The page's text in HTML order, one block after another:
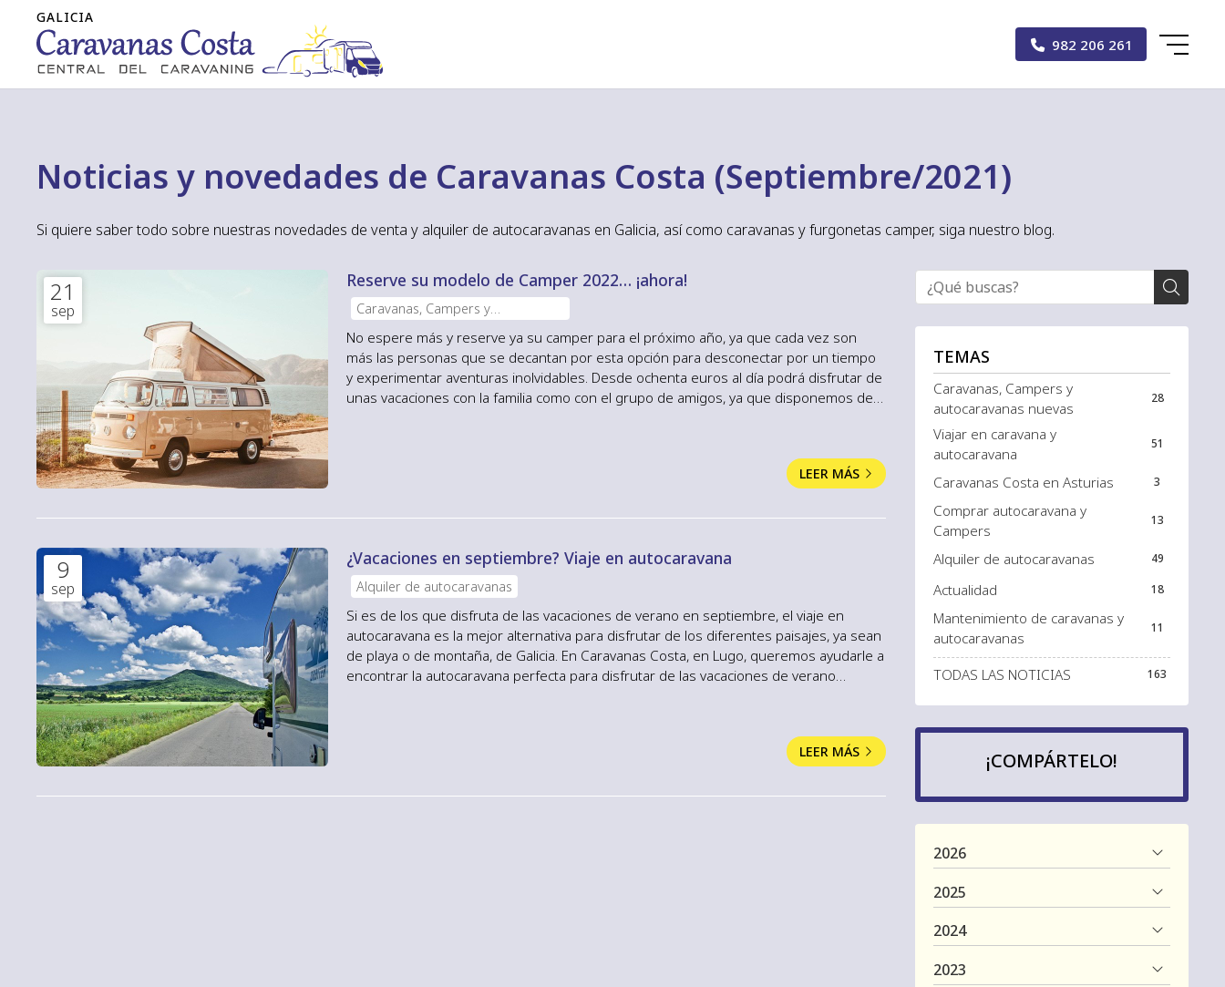
982 206 261
Noticias y novedades de Caravanas Costa (Septiembre/2021)
Si quiere saber todo sobre nuestras novedades de venta y alquiler de autocaravanas en Galicia, así como caravanas y furgonetas camper, siga nuestro blog.
TEMAS
TODAS LAS NOTICIAS 163
Caravanas, Campers y
autocaravanas nuevas
28
Viajar en caravana y
autocaravana
51
Caravanas Costa en Asturias 3
Comprar autocaravana y
Campers
13
Alquiler de autocaravanas 49
Actualidad 18
Mantenimiento de caravanas y
autocaravanas
11
21
sep
Reserve su modelo de Camper 2022… ¡ahora!
Caravanas, Campers y
No espere más y reserve ya su camper para el próximo año, ya que cada vez son
más las personas que se decantan por esta opción para desconectar por un tiempo
y experimentar aventuras inolvidables. Desde ochenta euros al día podrá disfrutar de
unas vacaciones con la familia como con el grupo de amigos, ya que disponemos de
LEER MÁS
9
sep
¿Vacaciones en septiembre? Viaje en autocaravana
Alquiler de autocaravanas
Si es de los que disfruta de las vacaciones de verano en septiembre, el viaje en
autocaravana es la mejor alternativa para disfrutar de los diferentes paisajes, ya sean
de playa o de montaña, de Galicia. En Caravanas Costa, en Lugo, queremos ayudarle a
encontrar la autocaravana perfecta para disfrutar de las vacaciones de verano
LEER MÁS ¡COMPÁRTELO!
2026
2025
2024
2023